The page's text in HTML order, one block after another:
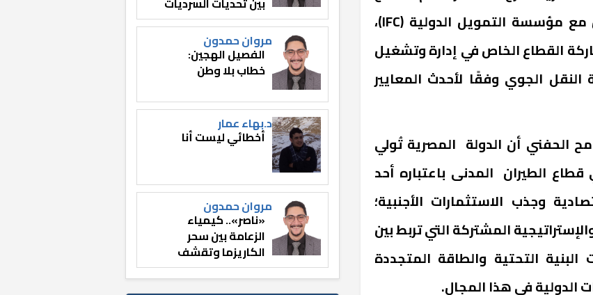
الخاص للإدارة والتشغيل بالتعاون مع مؤسسة التمويل الدولية (IFC)،
القطاع الخاص في إدارة وتشغيل
الجوي وفقًا لأحدث المعايير
الحفني أن الدولة المصرية تُولي
الطيران المدنى باعتباره أحد
وجذب الاستثمارات الأجنبية؛
المشتركة التي تربط بين
التحتية والطاقة المتجددة
الدولية في هذا المجال.
وصناعة الوعي
مروان حمدون
الفصيل الهجين:
خطاب بلا وطن
د.بهاء عمار
أخطائي ليست أنا
مروان حمدون
«ناصر».. كيمياء
الزعامة بين سحر
الكاريزما وتقشف
الثائر